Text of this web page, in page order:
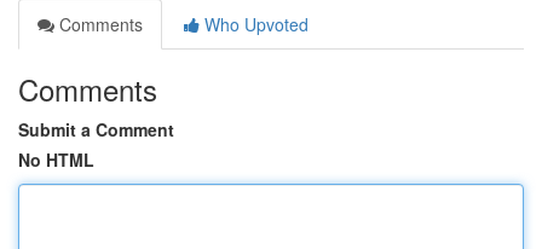
Comments
Who Upvoted
Comments
Submit a Comment
No HTML